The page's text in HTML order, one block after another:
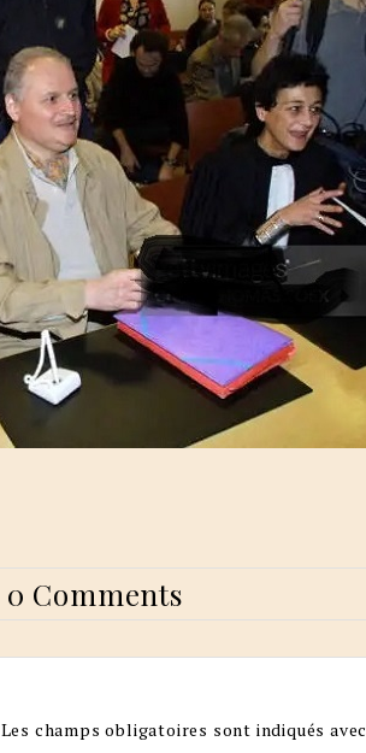
0 Comments
Les champs obligatoires sont indiqués avec